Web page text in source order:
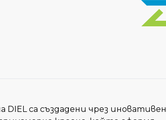
DIEL са създадени чрез иновативен